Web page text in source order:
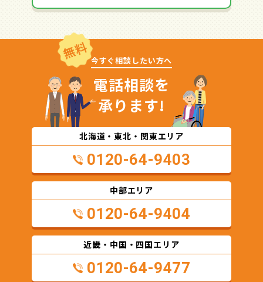
無料 今すぐ相談したい方へ
電話相談を
承ります!
北海道・東北・関東エリア
0120-64-9403
中部エリア
0120-64-9404
近畿・中国・四国エリア
0120-64-9477